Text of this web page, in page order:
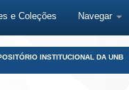
e Coleções Navegar
INSTITUCIONAL DA UNB